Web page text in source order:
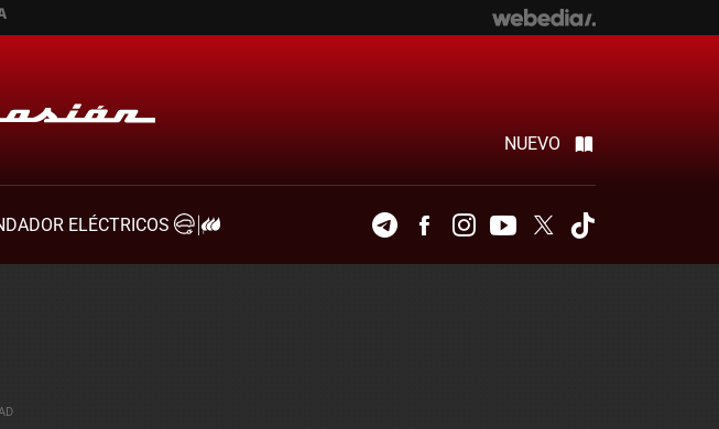
NUEVO
ELÉCTRICOS
TelegramFacebookInstagramYoutubeTwitter